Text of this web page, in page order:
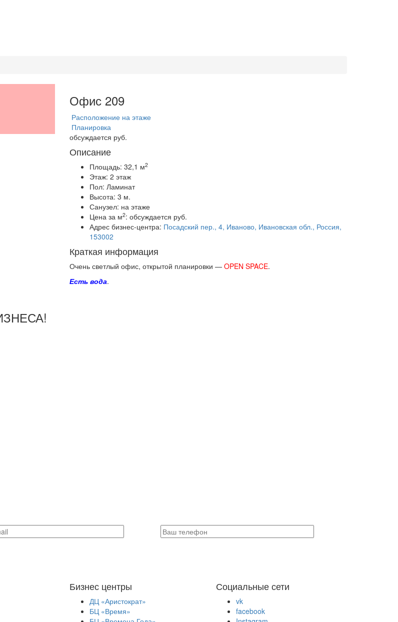
Офис 209
Расположение на этаже
Планировка
обсуждается руб.
Описание
Площадь: 32,1 м2
Этаж: 2 этаж
Пол: Ламинат
Высота: 3 м.
Санузел: на этаже
Цена за м2: обсуждается руб.
Адрес бизнес-центра: Посадский пер., 4, Иваново, Ивановская обл., Россия,
153002
Краткая информация
Очень светлый офис, открытой планировки — OPEN SPACE.
Есть вода.
Бизнес центры
ДЦ «Аристократ»
БЦ «Время»
Социальные сети
vk
facebook